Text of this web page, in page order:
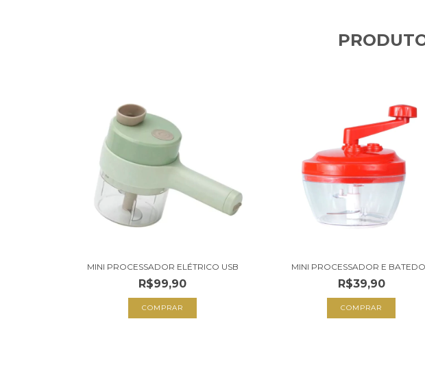
MINI PROCESSADOR ELÉTRICO USB
R$99,90
MINI PROCESSADOR E
R$39,90
COMPRAR